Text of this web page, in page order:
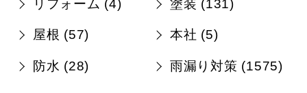
リフォーム (4) 塗装 (131)
屋根 (57) 本社 (5)
防水 (28) 雨漏り対策 (1575)